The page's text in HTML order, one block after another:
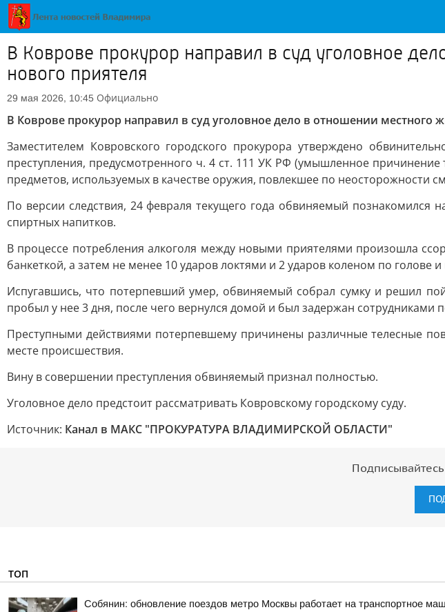
В Коврове прокурор направил в суд уголовное
нового приятеля
29 мая 2026, 10:45 Официально
В Коврове прокурор направил в суд уголовное дело в отношении местного
Заместителем Ковровского городского прокурора утверждено
преступления, предусмотренного ч. 4 ст. 111 УК РФ (умышленное
предметов, используемых в качестве оружия, повлекшее по неосторожности
По версии следствия, 24 февраля текущего года обвиняемый познакомился
спиртных напитков.
В процессе потребления алкоголя между новыми приятелями произошла
банкеткой, а затем не менее 10 ударов локтями и 2 ударов коленом по голове
Испугавшись, что потерпевший умер, обвиняемый собрал сумку и решил
пробыл у нее 3 дня, после чего вернулся домой и был задержан сотрудниками
Преступными действиями потерпевшему причинены различные телесные
месте происшествия.
Вину в совершении преступления обвиняемый признал полностью.
Уголовное дело предстоит рассматривать Ковровскому городскому суду.
Источник: Канал в МАКС "ПРОКУРАТУРА ВЛАДИМИРСКОЙ ОБЛАСТИ"
ТОП
Собянин: обновление поездов метро Москвы работает на транспортное